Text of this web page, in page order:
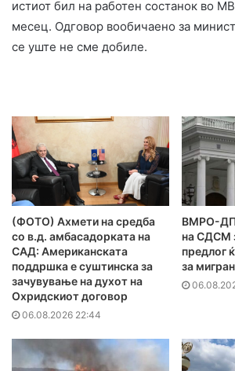
истиот бил на работен состанок во
месец. Одговор вообичаено за
се уште не сме добиле.
(ФОТО) Ахмети на средба
со в.д. амбасадорката на
САД: Американската
поддршка е суштинска за
зачувување на духот на
Охридскиот договор
06.08.2026 22:44
ВМРО-
на СДСМ
предлог
за